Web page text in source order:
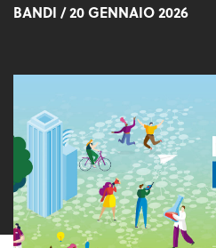
BANDI / 20 GENNAIO 2026